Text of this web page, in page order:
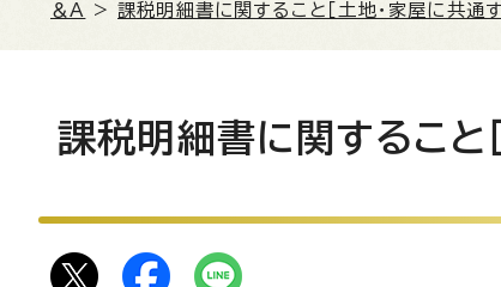
＆A
>課税明細書に関すること［土地・家屋に共通す
課税明細書に関すること